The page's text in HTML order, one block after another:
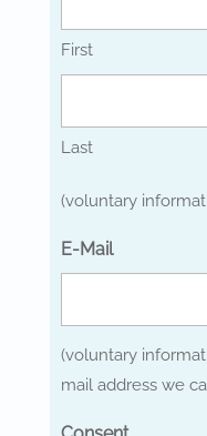
First
Last
(voluntary
E-Mail
(voluntary
mail address we